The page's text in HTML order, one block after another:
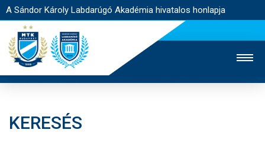
A Sándor Károly Labdarúgó Akadémia hivatalos honlapja
KERESÉS